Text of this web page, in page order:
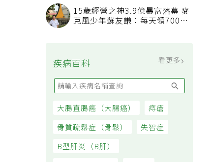
15歲經營之神3.9億暴富落幕 麥
克風少年蘇友謙：每天領700元
疾病百科